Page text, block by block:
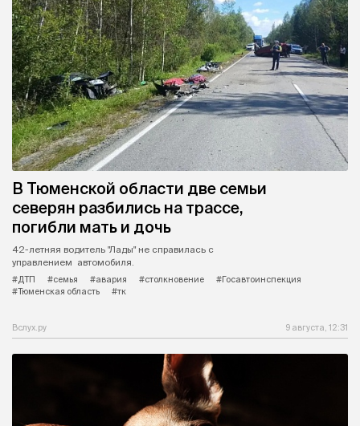
В Тюменской области две семьи
северян разбились на трассе,
погибли мать и дочь
42-летняя водитель "Лады" не справилась с
управлением автомобиля.
#ДТП
#семья #авария #столкновение
#Госавтоинспекция
#Тюменская область
#тк
Вслух.ру 9 августа, 12:31